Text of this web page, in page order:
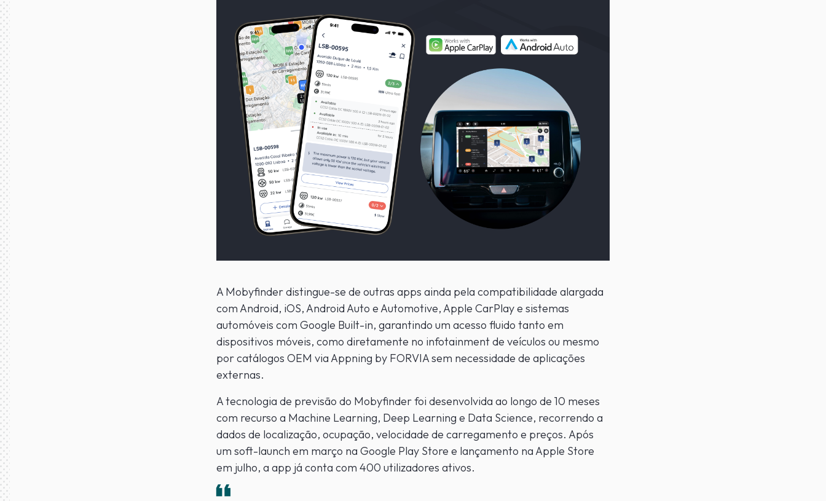
A Mobyfinder distingue-se de outras apps ainda pela compatibilidade alargada
com Android, iOS, Android Auto e Automotive, Apple CarPlay e sistemas
automóveis com Google Built-in, garantindo um acesso fluido tanto em
dispositivos móveis, como diretamente no infotainment de veículos ou mesmo
por catálogos OEM via Appning by FORVIA sem necessidade de aplicações
externas.
A tecnologia de previsão do Mobyfinder foi desenvolvida ao longo de 10 meses
com recurso a Machine Learning, Deep Learning e Data Science, recorrendo a
dados de localização, ocupação, velocidade de carregamento e preços. Após
um soft-launch em março na Google Play Store e lançamento na Apple Store
em julho, a app já conta com 400 utilizadores ativos.